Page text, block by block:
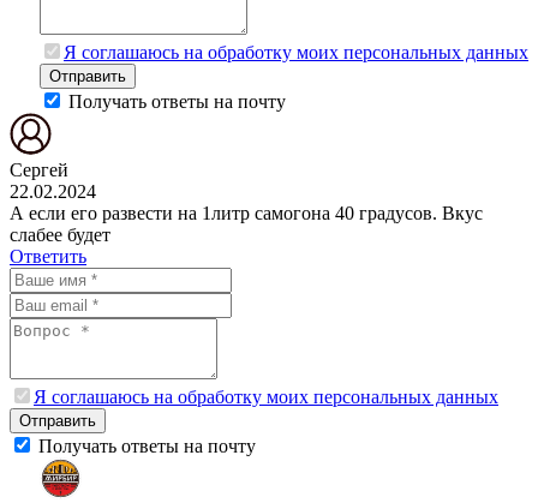
Я соглашаюсь на обработку моих персональных данных
Отправить
Получать ответы на почту
Сергей
22.02.2024
А если его развести на 1литр самогона 40 градусов. Вкус
слабее будет
Ответить
Я соглашаюсь на обработку моих персональных данных
Отправить
Получать ответы на почту